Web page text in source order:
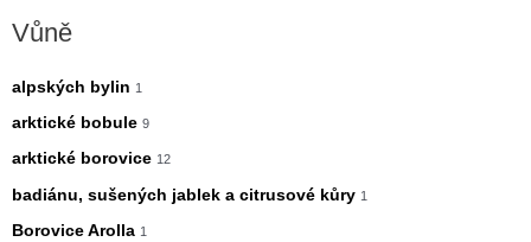
Vůně
alpských bylin 1
arktické bobule 9
arktické borovice 12
badiánu, sušených jablek a citrusové kůry 1
Borovice Arolla 1